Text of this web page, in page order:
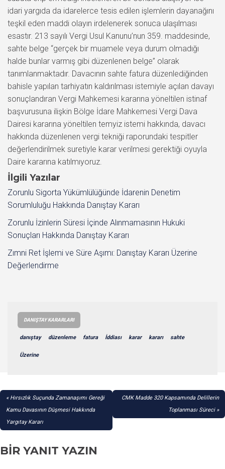
idari yargıda da idarelerce tesis edilen işlemlerin dayanağını
teşkil eden maddi olayın irdelenerek sonuca ulaşılması
esastır. 213 sayılı Vergi Usul Kanunu’nun 359. maddesinde,
sahte belge “gerçek bir muamele veya durum olmadığı
halde bunlar varmış gibi düzenlenen belge” olarak
tanımlanmaktadır. Davacının sahte fatura düzenlediğinden
bahisle yapılan tarhiyatın kaldırılması istemiyle açılan davayı
sonuçlandıran Vergi Mahkemesi kararına yöneltilen istinaf
başvurusuna ilişkin Bölge İdare Mahkemesi Vergi Dava
Dairesi kararına yöneltilen temyiz istemi hakkında, davacı
hakkında düzenlenen vergi tekniği raporundaki tespitler
değerlendirilmek suretiyle karar verilmesi gerektiği oyuyla
Daire kararına katılmıyoruz.
İlgili Yazılar
Zorunlu Sigorta Yükümlülüğünde İdarenin Denetim
Sorumluluğu Hakkında Danıştay Kararı
Zorunlu İzinlerin Süresi İçinde Alınmamasının Hukuki
Sonuçları Hakkında Danıştay Kararı
Zımni Ret İşlemi ve Süre Aşımı: Danıştay Kararı Üzerine
Değerlendirme
DANIŞTAY KARARLARI
danıştay düzenleme fatura İddiası karar kararı sahte
Üzerine
YAZI
GEZINMESI
Hırsızlık Suçunda Zamanaşımı Gereği
Kamu Davasının Düşmesi Hakkında
Yargıtay Kararı
CMK Madde 320 Kapsamında Delillerin
Toplanması Süreci
BIR YANIT YAZIN